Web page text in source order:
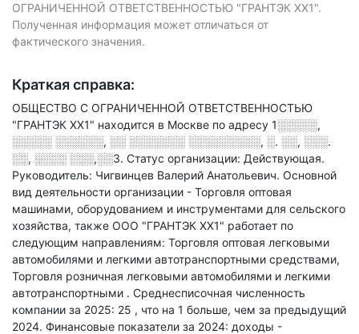
ОГРАНИЧЕННОЙ ОТВЕТСТВЕННОСТЬЮ "ГРАНТЭК XX1".
Полученная информация может отличаться от
фактического значения.
Краткая справка:
ОБЩЕСТВО С ОГРАНИЧЕННОЙ ОТВЕТСТВЕННОСТЬЮ
"ГРАНТЭК XX1" находится в Москве по адресу 1░░░░░,
░░░░░ ░░░░░░, ░░ ░░░░░░░ ░░░░░░░░░, ░. ░░, ░░░.
░░, ░░░░ ░░░,░░3. Статус организации: Действующая.
Руководитель: Чигвинцев Валерий Анатольевич. Основной
вид деятельности организации - Торговля оптовая
машинами, оборудованием и инструментами для сельского
хозяйства, также ООО "ГРАНТЭК XX1" работает по
следующим направлениям: Торговля оптовая легковыми
автомобилями и легкими автотранспортными средствами,
Торговля розничная легковыми автомобилями и легкими
автотранспортными . Среднесписочная численность
компании за 2025: 25 , что на 1 больше, чем за предыдущий
2024. Финансовые показатели за 2024: доходы -